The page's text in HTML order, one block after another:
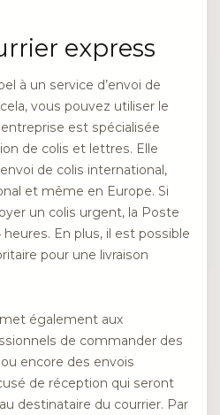
express
à un service d’envoi de
vous pouvez utiliser le
est spécialisée
de colis et lettres. Elle
de colis international,
et même en Europe. Si
un colis urgent, la Poste
En plus, il est possible
pour une livraison
également aux
de commander des
encore des envois
de réception qui seront
destinataire du courrier. Par